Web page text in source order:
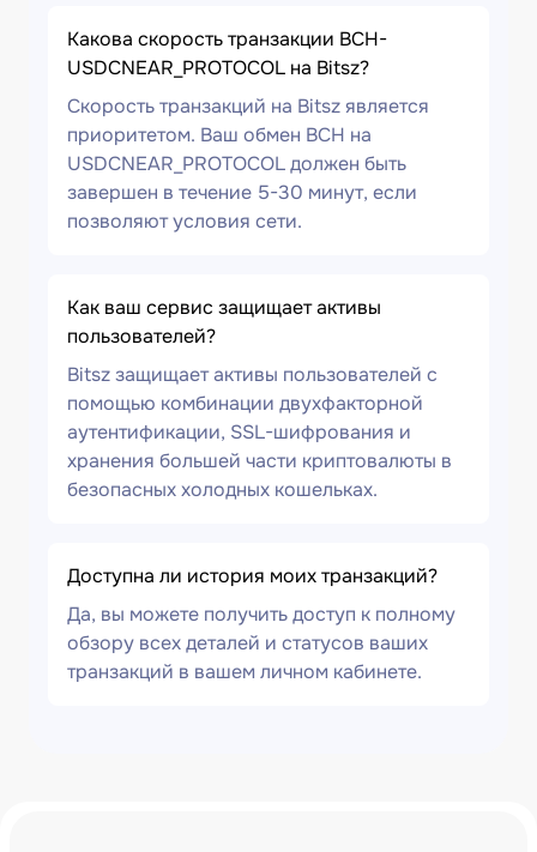
Какова скорость транзакции BCH-
USDCNEAR_PROTOCOL на Bitsz?
Скорость транзакций на Bitsz является
приоритетом. Ваш обмен BCH на
USDCNEAR_PROTOCOL должен быть
завершен в течение 5-30 минут, если
позволяют условия сети.
Как ваш сервис защищает активы
пользователей?
Bitsz защищает активы пользователей с
помощью комбинации двухфакторной
аутентификации, SSL-шифрования и
хранения большей части криптовалюты в
безопасных холодных кошельках.
Доступна ли история моих транзакций?
Да, вы можете получить доступ к полному
обзору всех деталей и статусов ваших
транзакций в вашем личном кабинете.